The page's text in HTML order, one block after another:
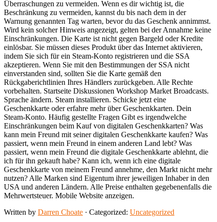
Überraschungen zu vermeiden. Wenn es dir wichtig ist, die
Beschränkung zu vermeiden, kannst du bis nach dem in der
Warnung genannten Tag warten, bevor du das Geschenk annimmst.
Wird kein solcher Hinweis angezeigt, gelten bei der Annahme keine
Einschränkungen. Die Karte ist nicht gegen Bargeld oder Kredite
einlösbar. Sie müssen dieses Produkt über das Internet aktivieren,
indem Sie sich für ein Steam-Konto registrieren und die SSA
akzeptieren. Wenn Sie mit den Bestimmungen der SSA nicht
einverstanden sind, sollten Sie die Karte gemäß den
Rückgaberichtlinien Ihres Händlers zurückgeben. Alle Rechte
vorbehalten. Startseite Diskussionen Workshop Market Broadcasts.
Sprache ändern. Steam installieren. Schicke jetzt eine
Geschenkkarte oder erfahre mehr über Geschenkkarten. Dein
Steam-Konto. Häufig gestellte Fragen Gibt es irgendwelche
Einschränkungen beim Kauf von digitalen Geschenkkarten? Was
kann mein Freund mit seiner digitalen Geschenkkarte kaufen? Was
passiert, wenn mein Freund in einem anderen Land lebt? Was
passiert, wenn mein Freund die digitale Geschenkkarte ablehnt, die
ich für ihn gekauft habe? Kann ich, wenn ich eine digitale
Geschenkkarte von meinem Freund annehme, den Markt nicht mehr
nutzen? Alle Marken sind Eigentum ihrer jeweiligen Inhaber in den
USA und anderen Ländern. Alle Preise enthalten gegebenenfalls die
Mehrwertsteuer. Mobile Website anzeigen.
Written by Darren Choate · Categorized: Uncategorized